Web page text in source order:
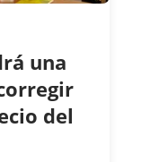
una
del